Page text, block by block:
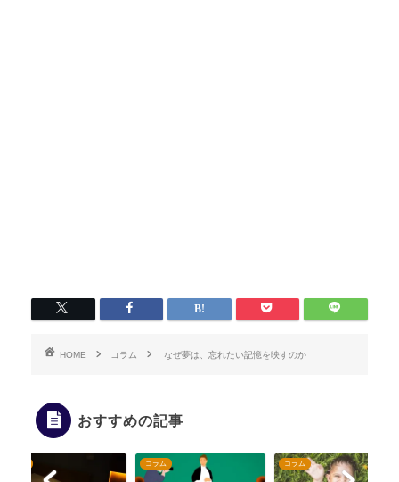
HOME コラム なぜ夢は、忘れたい記憶を映すのか
おすすめの記事
コラム コラム